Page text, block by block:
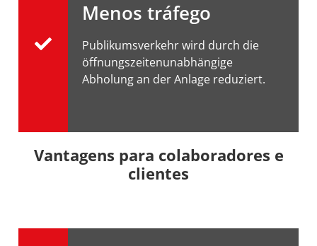
Menos tráfego
Publikumsverkehr wird durch die
öffnungszeitenunabhängige
Abholung an der Anlage reduziert.
Vantagens para colaboradores e
clientes